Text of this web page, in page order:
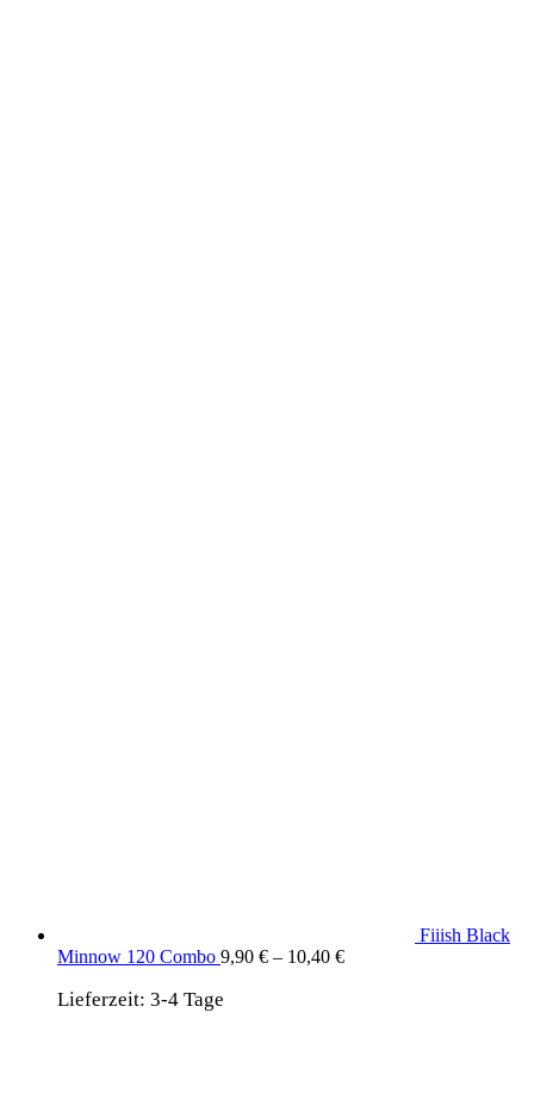
Fiiish Black
Minnow 120 Combo 9,90 € – 10,40 €
Lieferzeit: 3-4 Tage